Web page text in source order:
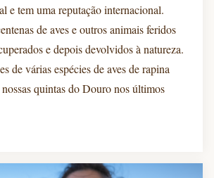
e tem uma reputação internacional.
de aves e outros animais feridos
e depois devolvidos à natureza.
de várias espécies de aves de rapina
quintas do Douro nos últimos